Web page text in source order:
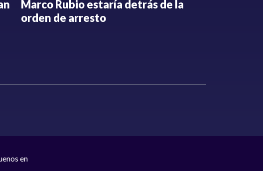
Marco Rubio estaría detrás de la
orden de arresto
en